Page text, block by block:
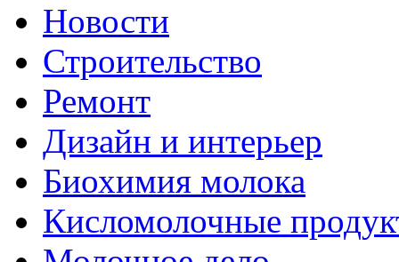
Новости
Строительство
Ремонт
Дизайн и интерьер
Биохимия молока
Кисломолочные